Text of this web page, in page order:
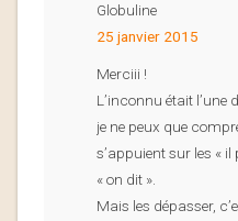
Globuline
25 janvier 2015
Merciii !
L’inconnu était l’une
je ne peux que
s’appuient sur les « il
« on dit ».
Mais les dépasser,